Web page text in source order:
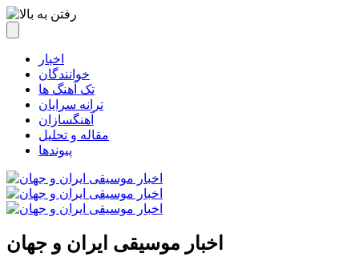
اخبار
خوانندگان
تک آهنگ ها
ترانه سرایان
آهنگسازان
مقاله و تحلیل
پیوندها
اخبار موسیقی ایران و جهان